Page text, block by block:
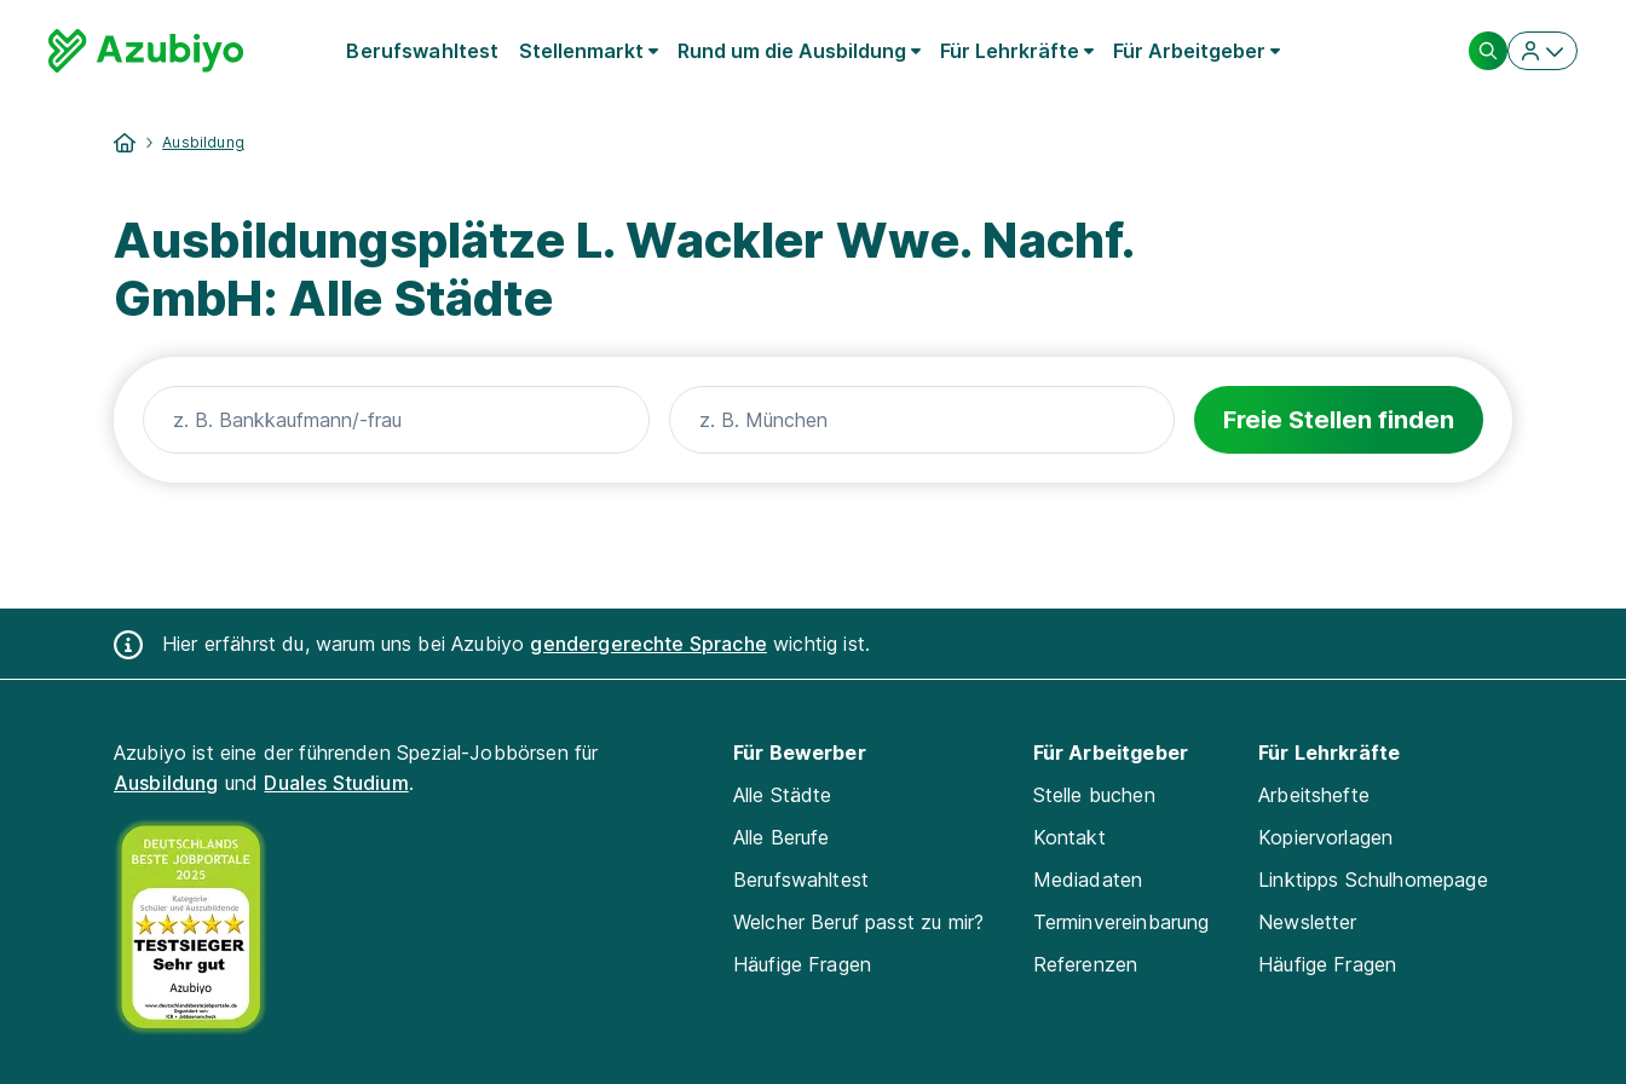
Berufswahltest Stellenmarkt Rund um die Ausbildung Für Lehrkräfte Für Arbeitgeber
Ausbildung
Ausbildungsplätze L. Wackler Wwe. Nachf.
GmbH: Alle Städte
Freie Stellen finden
Hier erfährst du, warum uns bei Azubiyo gendergerechte Sprache wichtig ist.
Azubiyo ist eine der führenden Spezial-Jobbörsen für
Ausbildung und Duales Studium.
Für Bewerber
Alle Städte
Alle Berufe
Berufswahltest
Welcher Beruf passt zu mir?
Häufige Fragen
Für Arbeitgeber
Stelle buchen
Kontakt
Mediadaten
Terminvereinbarung
Referenzen
Für Lehrkräfte
Arbeitshefte
Kopiervorlagen
Linktipps Schulhomepage
Newsletter
Häufige Fragen